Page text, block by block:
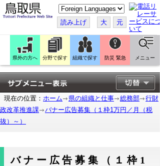
こ
の
ペ
ー
ジ
翻
訳
す
る
読み上げ 大 元
県外の方へ 分野で探す 組織で探す 防災 緊急 メニュー
現在の位置： ホーム 県の組織と仕事 総務部
行財
政改革推進課
バナー広告募集（１枠1万円／月（税
抜）～）
バナー広告募集（１枠1